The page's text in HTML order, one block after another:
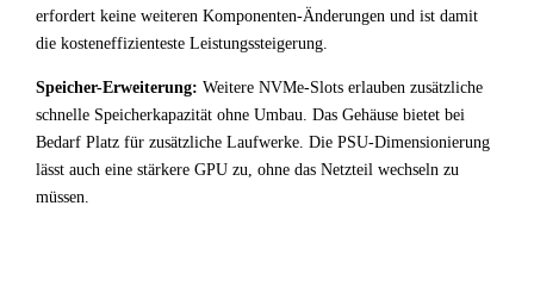
erfordert keine weiteren Komponenten-Änderungen und ist damit
die kosteneffizienteste Leistungssteigerung.
Speicher-Erweiterung: Weitere NVMe-Slots erlauben zusätzliche
schnelle Speicherkapazität ohne Umbau. Das Gehäuse bietet bei
Bedarf Platz für zusätzliche Laufwerke. Die PSU-Dimensionierung
lässt auch eine stärkere GPU zu, ohne das Netzteil wechseln zu
müssen.